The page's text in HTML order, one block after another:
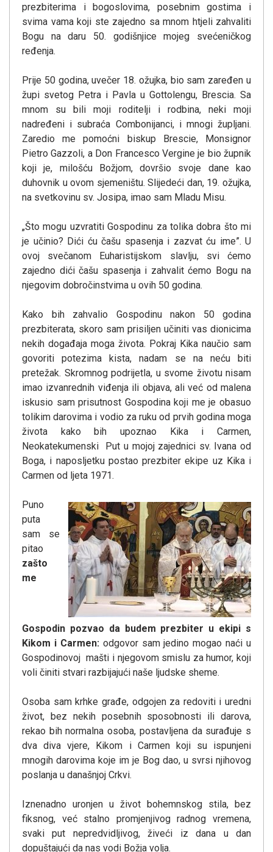
prezbiterima i bogoslovima, posebnim gostima i
svima vama koji ste zajedno sa mnom htjeli zahvaliti
Bogu na daru 50. godišnjice mojeg svećeničkog
ređenja.
Prije 50 godina, uvečer 18. ožujka, bio sam zaređen u
župi svetog Petra i Pavla u Gottolengu, Brescia. Sa
mnom su bili moji roditelji i rodbina, neki moji
nadređeni i subraća Combonijanci, i mnogi župljani.
Zaredio me pomoćni biskup Brescie, Monsignor
Pietro Gazzoli, a Don Francesco Vergine je bio župnik
koji je, milošću Božjom, dovršio svoje dane kao
duhovnik u ovom sjemeništu. Slijedeći dan, 19. ožujka,
na svetkovinu sv. Josipa, imao sam Mladu Misu.
„Što mogu uzvratiti Gospodinu za tolika dobra što mi
je učinio? Dići ću čašu spasenja i zazvat ću ime”. U
ovoj svečanom Euharistijskom slavlju, svi ćemo
zajedno dići čašu spasenja i zahvalit ćemo Bogu na
njegovim dobročinstvima u ovih 50 godina.
Kako bih zahvalio Gospodinu nakon 50 godina
prezbiterata, skoro sam prisiljen učiniti vas dionicima
nekih događaja moga života. Pokraj Kika naučio sam
govoriti potezima kista, nadam se na neću biti
pretežak. Skromnog podrijetla, u svome životu nisam
imao izvanrednih viđenja ili objava, ali već od malena
iskusio sam prisutnost Gospodina koji me je obasuo
tolikim darovima i vodio za ruku od prvih godina moga
života kako bih upoznao Kika i Carmen,
Neokatekumenski Put u mojoj zajednici sv. Ivana od
Boga, i naposljetku postao prezbiter ekipe uz Kika i
Carmen od ljeta 1971.
Puno
puta
sam se
pitao
zašto
me
Gospodin pozvao da budem prezbiter u ekipi s
Kikom i Carmen:odgovor sam jedino mogao naći u
Gospodinovoj mašti i njegovom smislu za humor, koji
voli činiti stvari razbijajući naše ljudske sheme.
Osoba sam krhke građe, odgojen za redoviti i uredni
život, bez nekih posebnih sposobnosti ili darova,
rekao bih normalna osoba, postavljena da surađuje s
dva diva vjere, Kikom i Carmen koji su ispunjeni
mnogih darovima koje im je Bog dao, u svrsi njihovog
poslanja u današnjoj Crkvi.
Iznenadno uronjen u život bohemnskog stila, bez
fiksnog, već stalno promjenjivog radnog vremena,
svaki put nepredvidljivog, živeći iz dana u dan
dopuštajući da nas vodi Božja volja.